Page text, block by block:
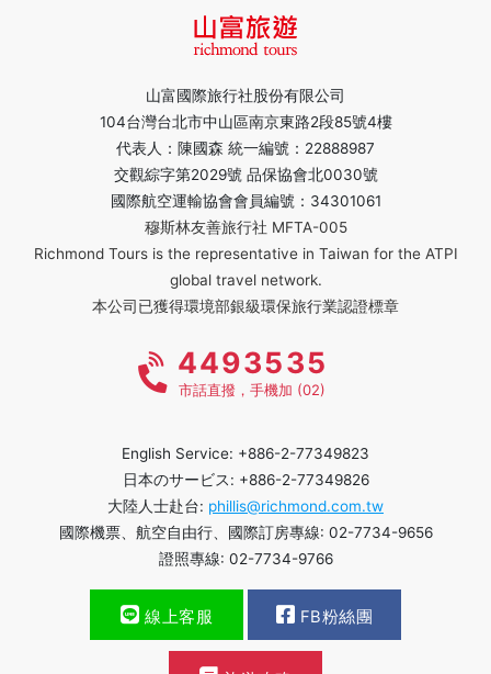
山富國際旅行社股份有限公司
104台灣台北市中山區南京東路2段85號4樓
代表人：陳國森 統一編號：22888987
交觀綜字第2029號 品保協會北0030號
國際航空運輸協會會員編號：34301061
穆斯林友善旅行社 MFTA-005
Richmond Tours is the representative in Taiwan for the ATPI
global travel network.
本公司已獲得環境部銀級環保旅行業認證標章
4493535
市話直撥，手機加 (02)
English Service: +886-2-77349823
日本のサービス: +886-2-77349826
大陸人士赴台: phillis@richmond.com.tw
國際機票、航空自由行、國際訂房專線: 02-7734-9656
證照專線: 02-7734-9766
線上客服 FB粉絲團